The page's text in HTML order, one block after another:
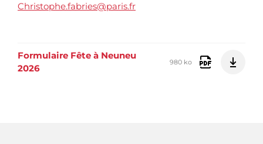
Christophe.fabries@paris.fr
Formulaire Fête à Neuneu
2026
980 ko